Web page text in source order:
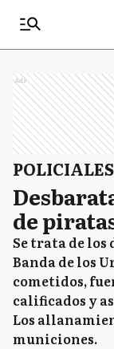
Ads
POLICIALES
de
Se trata de los
Banda de los
cometidos,
calificados y
Los
municiones.